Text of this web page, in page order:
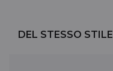
DEL STESSO STILE